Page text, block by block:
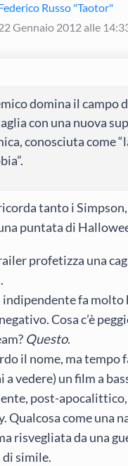
Russo "Taotor"
Gennaio 2012 alle
domina il campo
con una nuova
conosciuta come
tanto i
puntata di
profetizza una
indipendente fa molto
Cosa c’è
Questo.
il nome, ma tempo
a vedere) un film a
post-
Qualcosa come una
risvegliata da una
di simile.